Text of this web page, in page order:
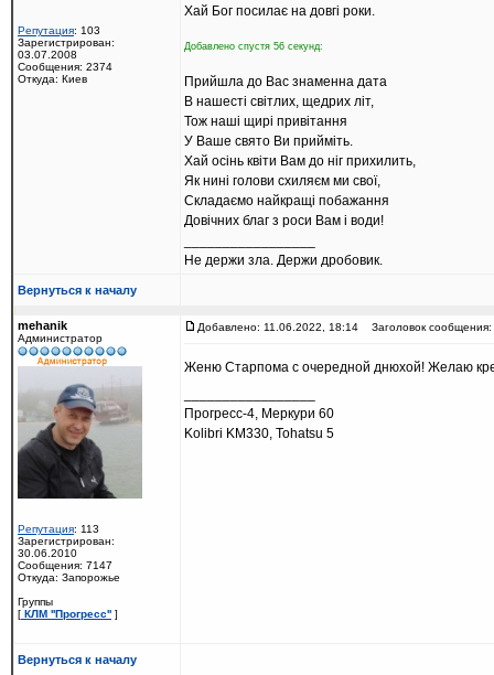
Репутация: 103
Зарегистрирован:
03.07.2008
Сообщения: 2374
Откуда: Киев
Хай Бог посилає на довгі роки.
Добавлено спустя 56 секунд:
Прийшла до Вас знаменна дата
В нашесті світлих, щедрих літ,
Тож наші щирі привітання
У Ваше свято Ви прийміть.
Хай осінь квіти Вам до ніг прихилить,
Як нині голови схиляєм ми свої,
Складаємо найкращі побажання
Довічних благ з роси Вам і води!
Не держи зла. Держи дробовик.
Вернуться к началу
mehanik
Администратор
Репутация: 113
Зарегистрирован:
30.06.2010
Сообщения: 7147
Откуда: Запорожье
Группы
[ КЛМ ''Прогресс'' ]
Добавлено: 11.06.2022, 18:14 Заголовок сообщения:
Женю Старпома с очередной днюхой! Желаю
Прогресс-4, Меркури 60
Kolibri KM330, Tohatsu 5
Вернуться к началу